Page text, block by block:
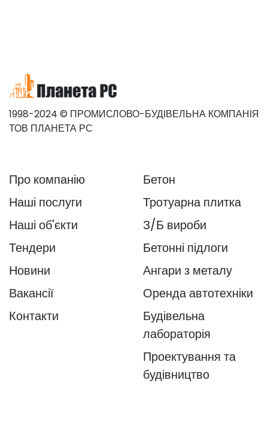
1998-2024 © ПРОМИСЛОВО-БУДІВЕЛЬНА КОМПАНІЯ
ТОВ ПЛАНЕТА РС
Про компанію
Наші послуги
Наші об'єкти
Тендери
Новини
Вакансії
Контакти
Бетон
Тротуарна плитка
З/Б вироби
Бетонні підлоги
Ангари з металу
Оренда автотехніки
Будівельна
лабораторія
Проектування та
будівництво